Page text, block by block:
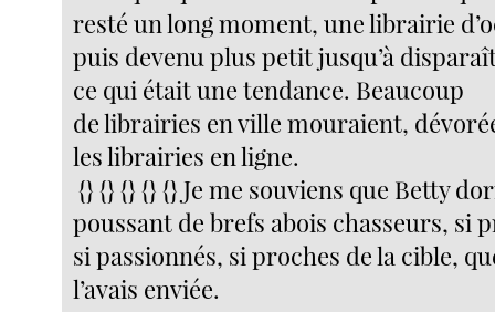
resté un long moment, une librairie
puis devenu plus petit jusqu’à
ce qui était une tendance. Beaucoup
de librairies en ville mouraient,
les librairies en ligne.
{} {} {} {} {} Je me souviens que Betty
poussant de brefs abois chasseurs, si
si passionnés, si proches de la cible,
l’avais enviée.